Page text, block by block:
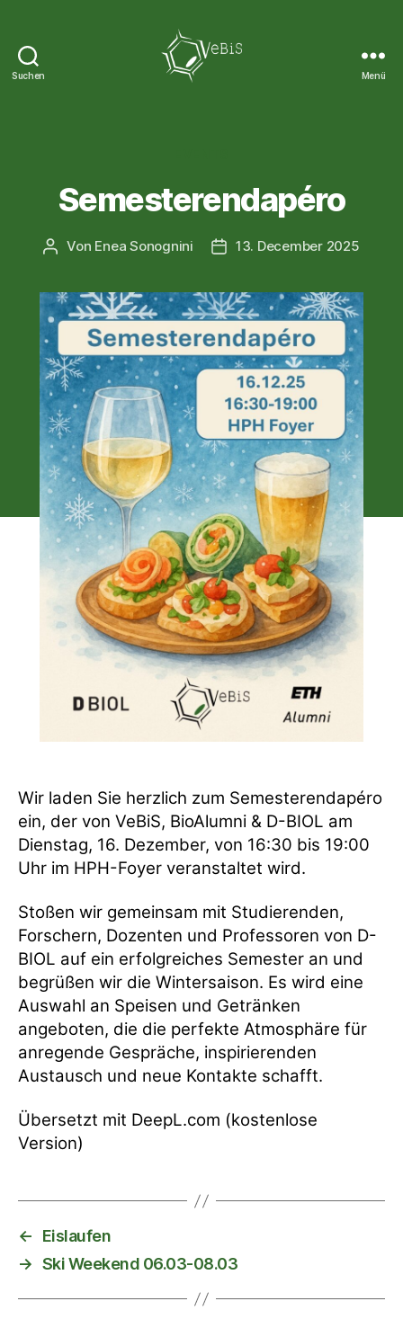
Suchen Menü
Semesterendapéro
Beitragsautor
Von Enea Sonognini Veröffentlichungsdatum
13. December 2025
Wir laden Sie herzlich zum Semesterendapéro
ein, der von VeBiS, BioAlumni & D-BIOL am
Dienstag, 16. Dezember, von 16:30 bis 19:00
Uhr im HPH-Foyer veranstaltet wird.
Stoßen wir gemeinsam mit Studierenden,
Forschern, Dozenten und Professoren von D-
BIOL auf ein erfolgreiches Semester an und
begrüßen wir die Wintersaison. Es wird eine
Auswahl an Speisen und Getränken
angeboten, die die perfekte Atmosphäre für
anregende Gespräche, inspirierenden
Austausch und neue Kontakte schafft.
Übersetzt mit DeepL.com (kostenlose
Version)
←
Eislaufen
→ Ski Weekend 06.03-08.03